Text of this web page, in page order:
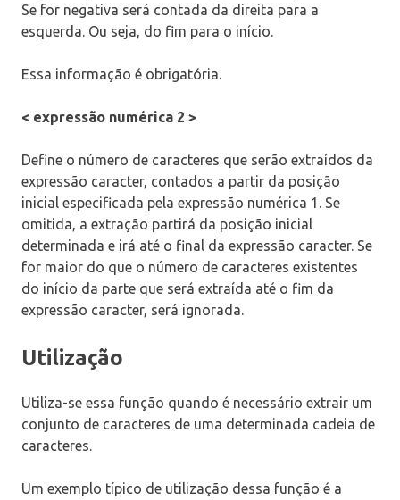
Se for negativa será contada da direita para a
esquerda. Ou seja, do fim para o início.
Essa informação é obrigatória.
< expressão numérica 2 >
Define o número de caracteres que serão extraídos da
expressão caracter, contados a partir da posição
inicial especificada pela expressão numérica 1. Se
omitida, a extração partirá da posição inicial
determinada e irá até o final da expressão caracter. Se
for maior do que o número de caracteres existentes
do início da parte que será extraída até o fim da
expressão caracter, será ignorada.
Utilização
Utiliza-se essa função quando é necessário extrair um
conjunto de caracteres de uma determinada cadeia de
caracteres.
Um exemplo típico de utilização dessa função é a